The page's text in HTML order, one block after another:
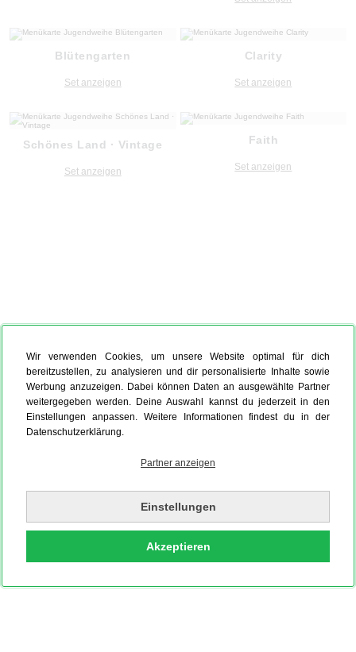
Wir verwenden Cookies, um unsere Website optimal für dich
bereitzustellen, zu analysieren und dir personalisierte Inhalte sowie
Werbung anzuzeigen. Dabei können Daten an ausgewählte Partner
weitergegeben werden. Deine Auswahl kannst du jederzeit in den
Einstellungen anpassen. Weitere Informationen findest du in der
Datenschutzerklärung.
Partner anzeigen
Einstellungen
Akzeptieren
Blütengarten
Set anzeigen
Clarity
Set anzeigen
Schönes Land · Vintage
Set anzeigen
Faith
Set anzeigen